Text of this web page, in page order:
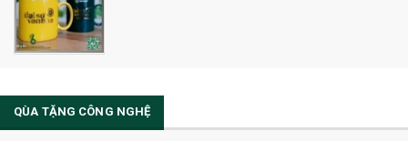
32. TÚI VẢI BỐ
33. MŨ LƯỠI TRAI
36. QUẠT NHỰA QUẢNG CÁO
QÙA TẶNG CÔNG NGHỆ